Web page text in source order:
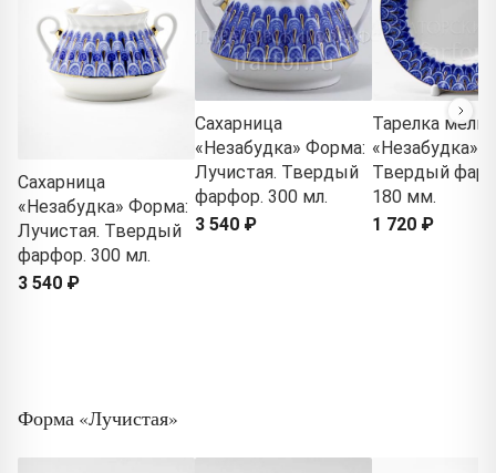
Сахарница
«Незабудка» Форма:
Лучистая. Твердый
фарфор. 300 мл.
3 540 ₽
Сахарница
«Незабудка» Форма:
Лучистая. Твердый
фарфор. 300 мл.
3 540 ₽
Тарелка
«Незабудка»
Твердый
180 мм.
1 720 ₽
Форма «Лучистая»